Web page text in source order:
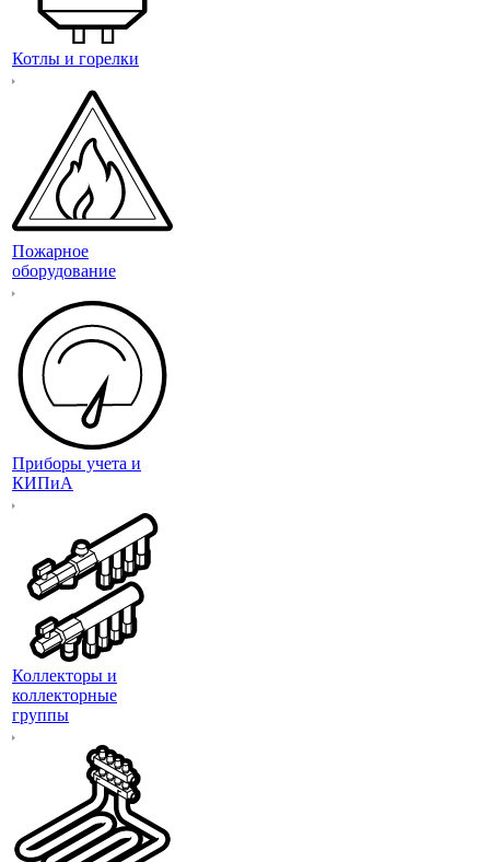
Котлы и горелки
Пожарное
оборудование
Приборы учета и
КИПиА
Коллекторы и
коллекторные
группы